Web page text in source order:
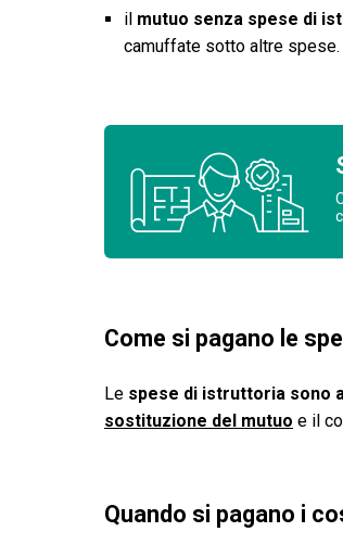
il mutuo senza spese di
camuffate sotto altre spese.
Come si pagano le
Le spese di istruttoria sono
sostituzione del mutuo e il
Quando si pagano i